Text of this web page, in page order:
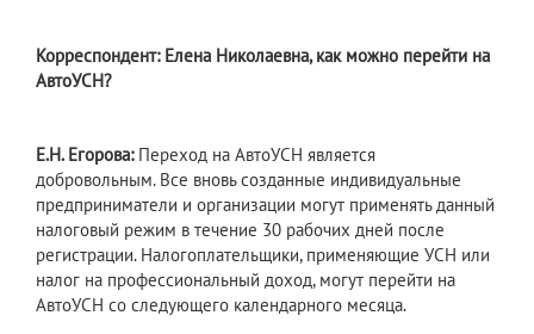
Корреспондент: Елена Николаевна, как можно перейти на
АвтоУСН?
Е.Н. Егорова: Переход на АвтоУСН является
добровольным. Все вновь созданные индивидуальные
предприниматели и организации могут применять данный
налоговый режим в течение 30 рабочих дней после
регистрации. Налогоплательщики, применяющие УСН или
налог на профессиональный доход, могут перейти на
АвтоУСН со следующего календарного месяца.